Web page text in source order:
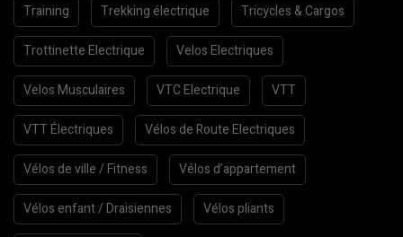
Training Trekking électrique Tricycles & Cargos
Trottinette Electrique Velos Electriques
Velos Musculaires VTC Electrique VTT
VTT Électriques Vélos de Route Electriques
Vélos de ville / Fitness Vélos d’appartement
Vélos enfant / Draisiennes Vélos pliants